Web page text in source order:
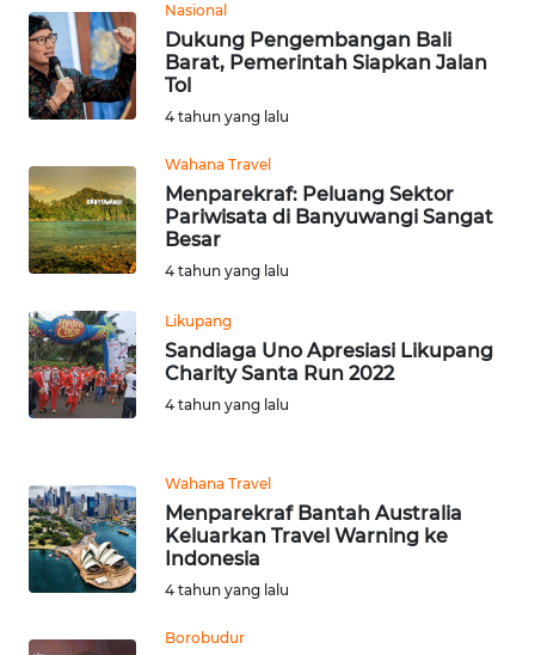
Nasional
Dukung Pengembangan Bali
Barat, Pemerintah Siapkan Jalan
Tol
4 tahun yang lalu
Wahana Travel
Menparekraf: Peluang Sektor
Pariwisata di Banyuwangi Sangat
Besar
4 tahun yang lalu
Likupang
Sandiaga Uno Apresiasi Likupang
Charity Santa Run 2022
4 tahun yang lalu
Wahana Travel
Menparekraf Bantah Australia
Keluarkan Travel Warning ke
Indonesia
4 tahun yang lalu
Borobudur
WN
SIMALUNGUN
WN
WN
TAPANULI
TENGAH
WN DELI
SERDANG
WN
WN
PAKPAK
KARAWANG